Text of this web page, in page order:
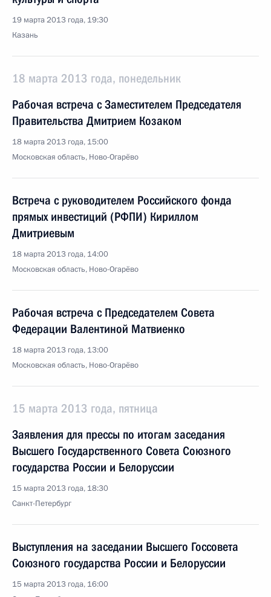
19 марта 2013 года, 19:30
Казань
18 марта 2013 года, понедельник
Рабочая встреча с Заместителем Председателя
Правительства Дмитрием Козаком
18 марта 2013 года, 15:00
Московская область, Ново-Огарёво
Встреча с руководителем Российского фонда
прямых инвестиций (РФПИ) Кириллом
Дмитриевым
18 марта 2013 года, 14:00
Московская область, Ново-Огарёво
Рабочая встреча с Председателем Совета
Федерации Валентиной Матвиенко
18 марта 2013 года, 13:00
Московская область, Ново-Огарёво
15 марта 2013 года, пятница
Заявления для прессы по итогам заседания
Высшего Государственного Совета Союзного
государства России и Белоруссии
15 марта 2013 года, 18:30
Санкт-Петербург
Выступления на заседании Высшего Госсовета
Союзного государства России и Белоруссии
15 марта 2013 года, 16:00